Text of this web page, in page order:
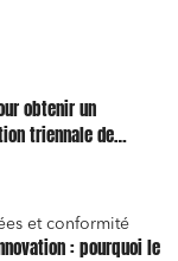
obtenir un
triennale de
et conformité
: pourquoi le